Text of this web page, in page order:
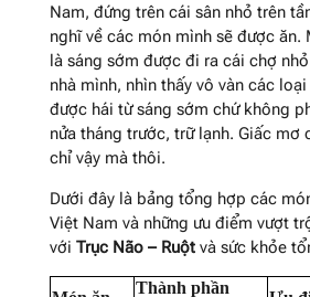
Nam, đứng trên cái sân nhỏ trên
nghĩ về các món mình sẽ được ăn.
là sáng sớm được đi ra cái chợ
nhà mình, nhìn thấy vô vàn các
được hái từ sáng sớm chứ không
nửa tháng trước, trữ lạnh. Giấc mơ
chỉ vậy mà thôi.
Dưới đây là bảng tổng hợp các
Việt Nam và những ưu điểm vượt
với Trục Não – Ruộtvà sức khỏe
Thành phần